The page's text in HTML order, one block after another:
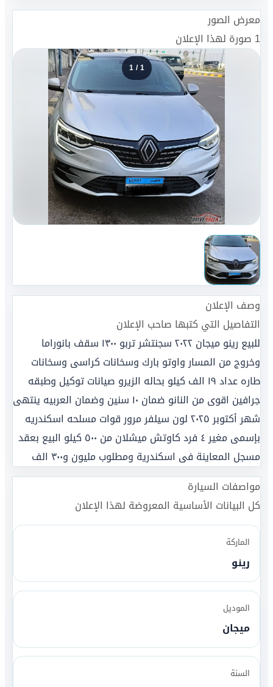
معرض الصور
1 صورة لهذا الإعلان
1
/
1
وصف الإعلان
التفاصيل التي كتبها صاحب الإعلان
للبيع رينو ميجان ٢٠٢٢ سجنتشر تربو ١٣٠٠ سقف بانوراما
وخروج من المسار واوتو بارك وسخانات كراسى وسخانات
طاره عداد ١٩ الف كيلو بحاله الزيرو صيانات توكيل وطبقه
جرافين اقوى من النانو ضمان ١٠ سنين وضمان العربيه ينتهى
شهر أكتوبر ٢٠٢٥ لون سيلفر مرور قوات مسلحه اسكندريه
بإسمى مغير ٤ فرد كاوتش ميشلان من ٥٠٠ كيلو البيع بعقد
مسجل المعاينة فى اسكندرية ومطلوب مليون و٣٠٠ الف
مواصفات السيارة
كل البيانات الأساسية المعروضة لهذا الإعلان
الماركة
رينو
الموديل
ميجان
السنة